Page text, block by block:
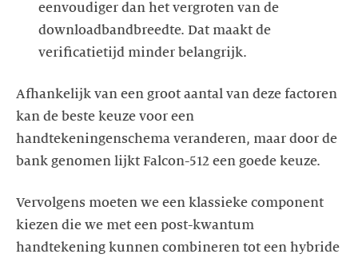
eenvoudiger dan het vergroten van de
downloadbandbreedte. Dat maakt de
verificatietijd minder belangrijk.
Afhankelijk van een groot aantal van deze factoren
kan de beste keuze voor een
handtekeningenschema veranderen, maar door de
bank genomen lijkt Falcon-512 een goede keuze.
Vervolgens moeten we een klassieke component
kiezen die we met een post-kwantum
handtekening kunnen combineren tot een hybride